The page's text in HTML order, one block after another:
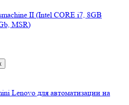
II (Intel CORE i7, 8GB
MSR)
Lenovo для автоматизации на